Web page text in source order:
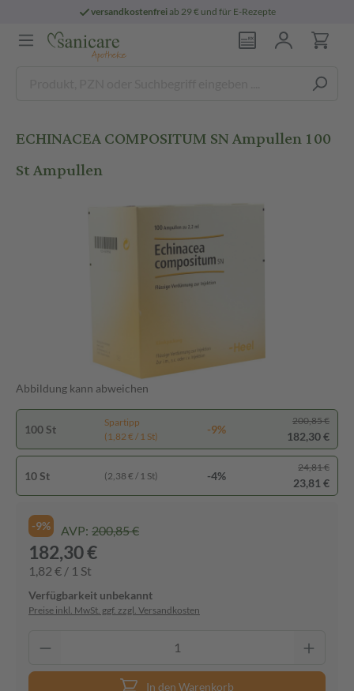
versandkostenfreiab 29 € und für E-Rezepte
ECHINACEA COMPOSITUM SN Ampullen 100
St Ampullen
Abbildung kann abweichen
100 St
Spartipp
(1,82 € / 1 St)
-9%
200,85 €
182,30 €
10 St (2,38 € / 1 St) -4%
24,81 €
23,81 €
-9% AVP: 200,85 €
182,30 €
1,82 € / 1 St
Verfügbarkeit unbekannt
Preise inkl. MwSt. ggf. zzgl. Versandkosten
In den Warenkorb